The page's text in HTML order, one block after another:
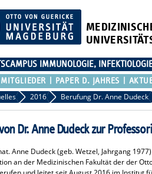
IMMUNOLOGIE,
MITGLIEDER PAPER D. JAHRES
2016 Berufung Dr. Anne Dudeck
Dr. Anne Dudeck zur
Anne Dudeck (geb. Wetzel, Jahrgang
an der Medizinischen Fakultät der der